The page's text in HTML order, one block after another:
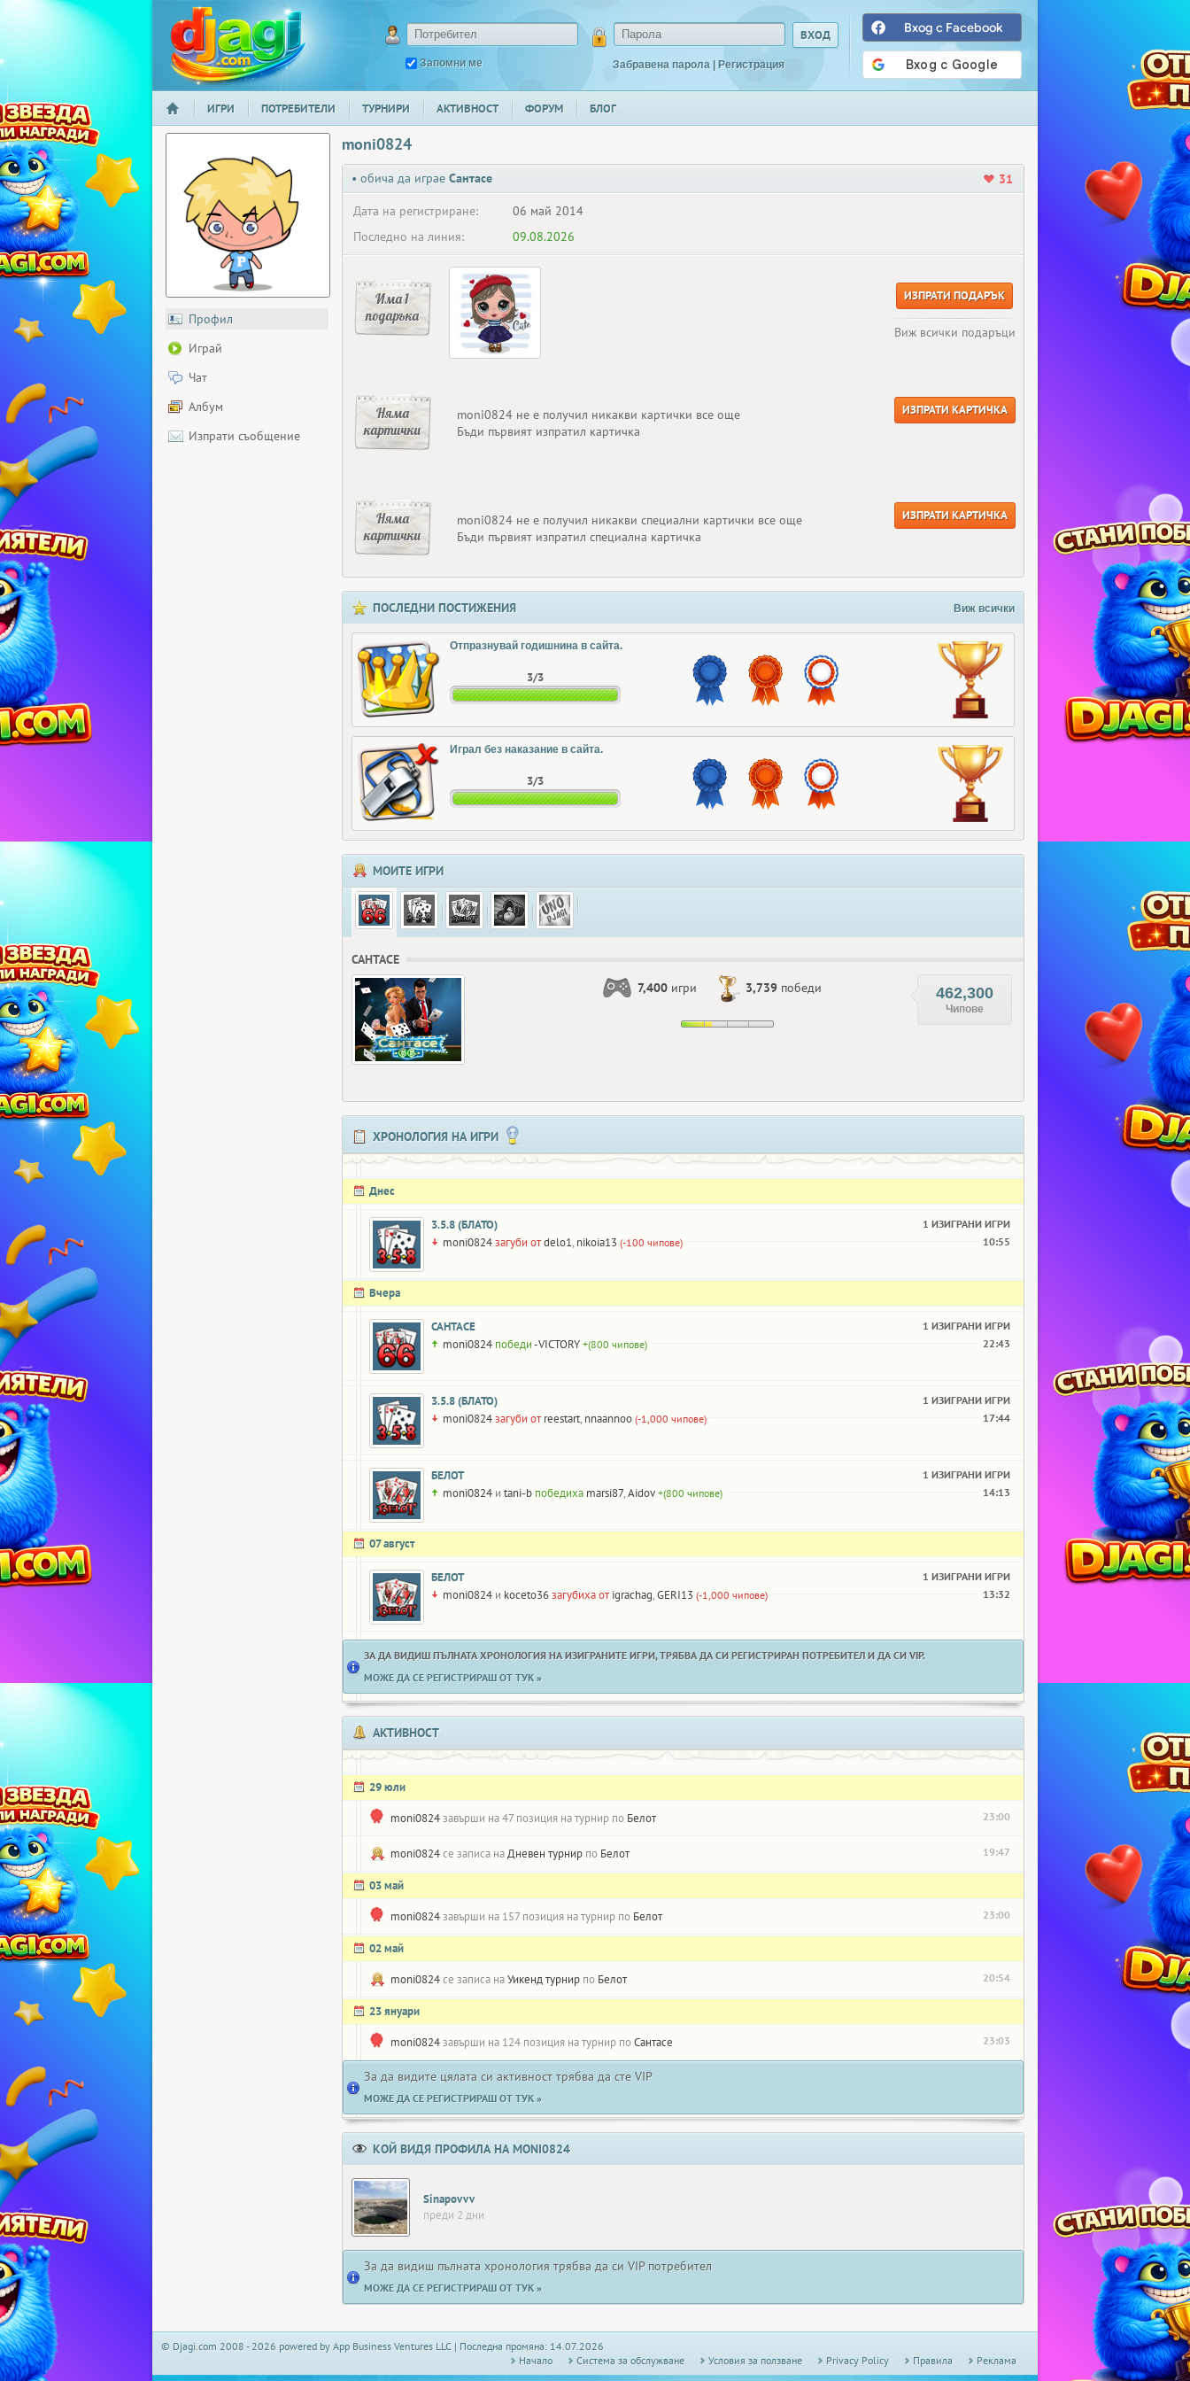
Запомни ме Забравена парола | Регистрация
Вход с Facebook
НАЧАЛО
ИГРИ ПОТРЕБИТЕЛИ ТУРНИРИ АКТИВНОСТ ФОРУМ БЛОГ
Профил
Играй
Чат
Албум
Изпрати съобщение
moni0824
• обича да играе Сантасе
31
Дата на регистриране:
06 май 2014
Последно на линия:
09.08.2026
Има 1
подаръка
ИЗПРАТИ ПОДАРЪК
Виж всички подаръци
Няма
картички
moni0824 не е получил никакви картички все още
Бъди първият изпратил картичка
ИЗПРАТИ КАРТИЧКА
Няма
картички
moni0824 не е получил никакви специални картички все още
Бъди първият изпратил специална картичка
ИЗПРАТИ КАРТИЧКА
ПОСЛЕДНИ ПОСТИЖЕНИЯ Виж всички
Отпразнувай годишнина в сайта.
3/3
Играл без наказание в сайта.
3/3
МОИТЕ ИГРИ
САНТАСЕ
7,400 игри 3,739 победи 462,300
Чипове
ХРОНОЛОГИЯ НА ИГРИ
Днес
3.5.8 (БЛАТО) 1 ИЗИГРАНИ ИГРИ
moni0824загуби отdelo1, nikoia13 (-100 чипове) 10:55
Вчера
САНТАСЕ 1 ИЗИГРАНИ ИГРИ
moni0824 победи-VICTORY +(800 чипове) 22:43
3.5.8 (БЛАТО) 1 ИЗИГРАНИ ИГРИ
moni0824загуби от reestart, nnaannoo (-1,000 чипове) 17:44
БЕЛОТ 1 ИЗИГРАНИ ИГРИ
moni0824 и tani-b победиха marsi87,Aidov +(800 чипове) 14:13
07 август
БЕЛОТ 1 ИЗИГРАНИ ИГРИ
moni0824 и koceto36загубиха от igrachag,GERI13 (-1,000 чипове) 13:32
ЗА ДА ВИДИШ ПЪЛНАТА ХРОНОЛОГИЯ НА ИЗИГРАНИТЕ ИГРИ, ТРЯБВА ДА СИ РЕГИСТРИРАН ПОТРЕБИТЕЛ И ДА СИ VIP.
МОЖЕ ДА СЕ РЕГИСТРИРАШ ОТ ТУК »
АКТИВНОСТ
29 юли
moni0824завърши на 47 позиция на турнир по Белот 23:00
moni0824се записа наДневен турнир по Белот 19:47
03 май
moni0824завърши на 157 позиция на турнир по Белот 23:00
02 май
moni0824се записа наУикенд турнир по Белот 20:54
23 януари
moni0824завърши на 124 позиция на турнир поСантасе 23:03
За да видите цялата си активност трябва да сте VIP
МОЖЕ ДА СЕ РЕГИСТРИРАШ ОТ ТУК »
КОЙ ВИДЯ ПРОФИЛА НА MONI0824
Sinapovvv
преди 2 дни
За да видиш пълната хронология трябва да си VIP потребител
МОЖЕ ДА СЕ РЕГИСТРИРАШ ОТ ТУК »
© Djagi.com 2008 - 2026 powered by App Business Ventures LLC | Последна промяна: 14.07.2026
Начало
Системa за обслужване Условия за ползване Privacy Policy Правила Реклама